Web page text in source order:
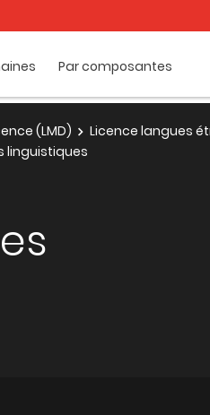
Par composantes
(LMD)
Licence langues
linguistiques